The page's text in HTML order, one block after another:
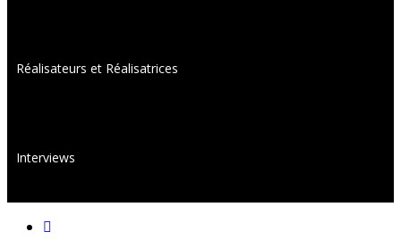
Réalisateurs et Réalisatrices
Interviews